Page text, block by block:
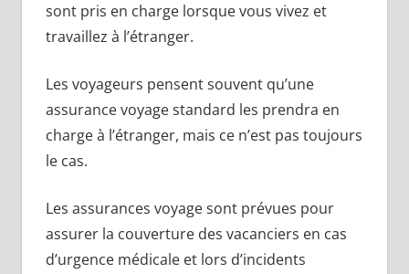
sont pris en charge lorsque vous vivez et
travaillez à l’étranger.
Les voyageurs pensent souvent qu’une
assurance voyage standard les prendra en
charge à l’étranger, mais ce n’est pas toujours
le cas.
Les assurances voyage sont prévues pour
assurer la couverture des vacanciers en cas
d’urgence médicale et lors d’incidents